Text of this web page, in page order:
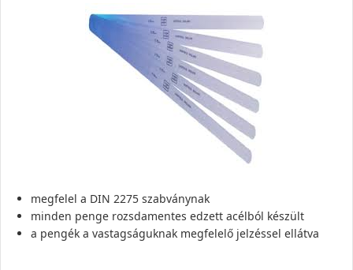
megfelel a DIN 2275 szabványnak
minden penge rozsdamentes edzett acélból készült
a pengék a vastagságuknak megfelelő jelzéssel ellátva